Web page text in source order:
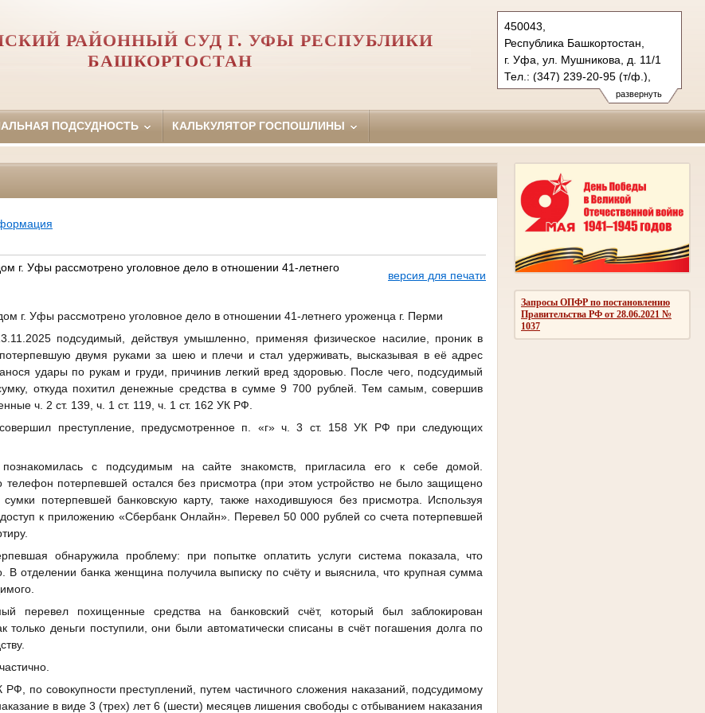
развернуть
450043,
Республика Башкортостан,
г. Уфа, ул. Мушникова, д. 11/1
Тел.: (347) 239-20-95 (т/ф.),
(347) 239-64-14
kalininsky.bkr@sudrf.ru
РАЙОННЫЙ СУД Г. УФЫ РЕСПУБЛИКИ
БАШКОРТОСТАН
ПОДСУДНОСТЬ КАЛЬКУЛЯТОР ГОСПОШЛИНЫ
Запросы ОПФР по постановлению
Правительства РФ от 28.06.2021 №
1037
г. Уфы рассмотрено уголовное дело в отношении 41-летнего
версия для печати
г. Уфы рассмотрено уголовное дело в отношении 41-летнего уроженца г. Перми
подсудимый, действуя умышленно, применяя физическое насилие, проник в
двумя руками за шею и плечи и стал удерживать, высказывая в её адрес
удары по рукам и груди, причинив легкий вред здоровью. После чего, подсудимый
откуда похитил денежные средства в сумме 9 700 рублей. Тем самым, совершив
ч. 2 ст. 139, ч. 1 ст. 119, ч. 1 ст. 162 УК РФ.
преступление, предусмотренное п. «г» ч. 3 ст. 158 УК РФ при следующих
с подсудимым на сайте знакомств, пригласила его к себе домой.
телефон потерпевшей остался без присмотра (при этом устройство не было защищено
потерпевшей банковскую карту, также находившуюся без присмотра. Используя
к приложению «Сбербанк Онлайн». Перевел 50 000 рублей со счета потерпевшей
обнаружила проблему: при попытке оплатить услуги система показала, что
В отделении банка женщина получила выписку по счёту и выяснила, что крупная сумма
перевел похищенные средства на банковский счёт, который был заблокирован
только деньги поступили, они были автоматически списаны в счёт погашения долга по
по совокупности преступлений, путем частичного сложения наказаний, подсудимому
в виде 3 (трех) лет 6 (шести) месяцев лишения свободы с отбыванием наказания